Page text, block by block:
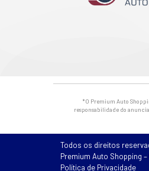
*O Premium Auto
responsabilidade do
Todos os direitos
Premium Auto Shopping
Política de Privacidade